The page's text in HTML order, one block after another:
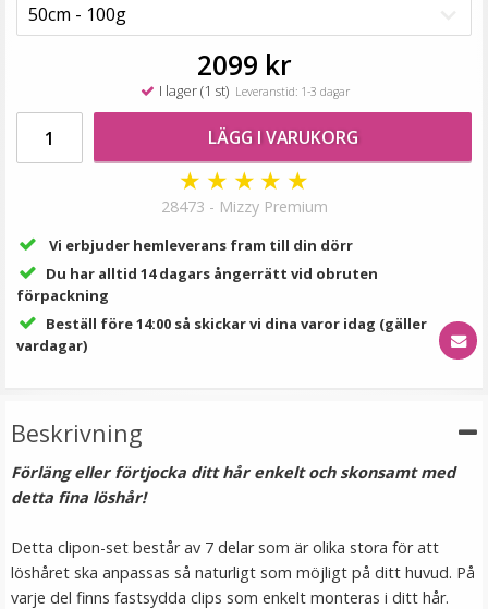
LÄGG I VARUKORG
Hårband med kattöron Vit
79 kr
2099 kr
I lager (1 st) Leveranstid: 1-3 dagar
LÄGG I VARUKORG
★ ★ ★ ★ ★
28473 - Mizzy Premium
Vi erbjuder hemleverans fram till din dörr
Du har alltid 14 dagars ångerrätt vid obruten
förpackning
Beställ före 14:00 så skickar vi dina varor idag (gäller
vardagar)
Beskrivning
Förläng eller förtjocka ditt hår enkelt och skonsamt med
detta fina löshår!
Detta clipon-set består av 7 delar som är olika stora för att
löshåret ska anpassas så naturligt som möjligt på ditt huvud. På
varje del finns fastsydda clips som enkelt monteras i ditt hår.